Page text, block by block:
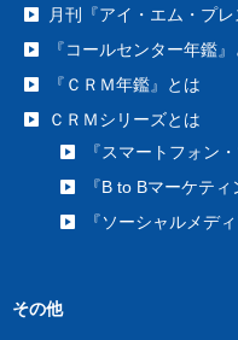
月刊『アイ・エム・プ
『コールセンター年鑑
『ＣＲＭ年鑑』とは
ＣＲＭシリーズとは
『スマートフォン
『B to Bマーケティ
『ソーシャルメデ
その他